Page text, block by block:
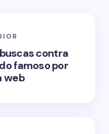
buscas contra
famoso por
web